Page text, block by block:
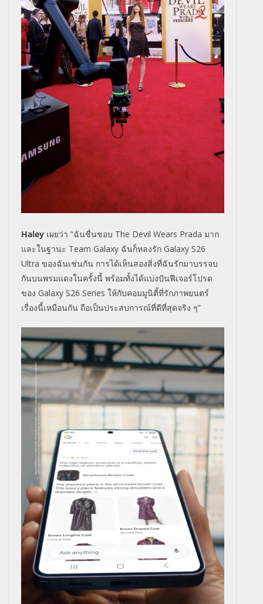
Haley เผยว่า “ฉันชื่นชอบ The Devil Wears Prada มาก
และในฐานะ Team Galaxy ฉันก็หลงรัก Galaxy S26
Ultra ของฉันเช่นกัน การได้เห็นสองสิ่งที่ฉันรักมาบรรจบ
กันบนพรมแดงในครั้งนี้ พร้อมทั้งได้แบ่งปันฟีเจอร์โปรด
ของ Galaxy S26 Series ให้กับคอมมูนิตี้ที่รักภาพยนตร์
เรื่องนี้เหมือนกัน ถือเป็นประสบการณ์ที่ดีที่สุดจริง ๆ”